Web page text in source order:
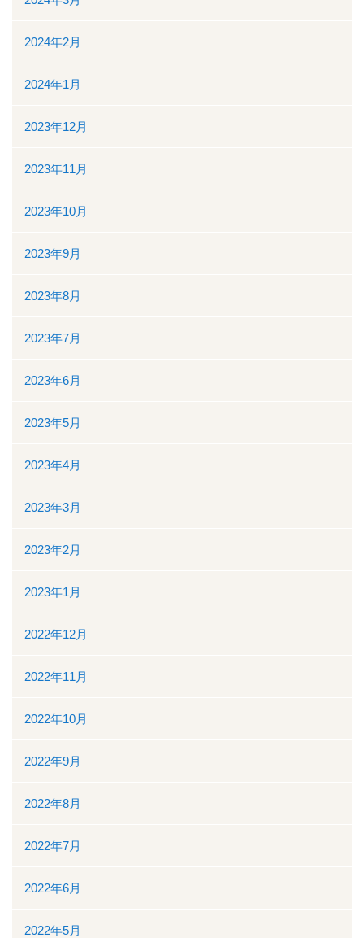
2024年2月
2024年1月
2023年12月
2023年11月
2023年10月
2023年9月
2023年8月
2023年7月
2023年6月
2023年5月
2023年4月
2023年3月
2023年2月
2023年1月
2022年12月
2022年11月
2022年10月
2022年9月
2022年8月
2022年7月
2022年6月
2022年5月